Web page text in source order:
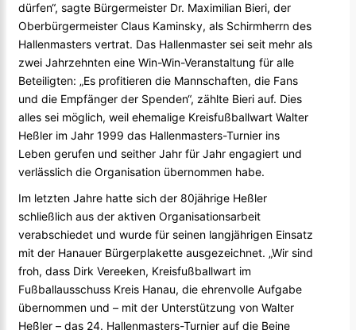
dürfen“, sagte Bürgermeister Dr. Maximilian Bieri, der
Oberbürgermeister Claus Kaminsky, als Schirmherrn des
Hallenmasters vertrat. Das Hallenmaster sei seit mehr als
zwei Jahrzehnten eine Win-Win-Veranstaltung für alle
Beteiligten: „Es profitieren die Mannschaften, die Fans
und die Empfänger der Spenden“, zählte Bieri auf. Dies
alles sei möglich, weil ehemalige Kreisfußballwart Walter
Heßler im Jahr 1999 das Hallenmasters-Turnier ins
Leben gerufen und seither Jahr für Jahr engagiert und
verlässlich die Organisation übernommen habe.
Im letzten Jahre hatte sich der 80jährige Heßler
schließlich aus der aktiven Organisationsarbeit
verabschiedet und wurde für seinen langjährigen Einsatz
mit der Hanauer Bürgerplakette ausgezeichnet. „Wir sind
froh, dass Dirk Vereeken, Kreisfußballwart im
Fußballausschuss Kreis Hanau, die ehrenvolle Aufgabe
übernommen und – mit der Unterstützung von Walter
Heßler – das 24. Hallenmasters-Turnier auf die Beine